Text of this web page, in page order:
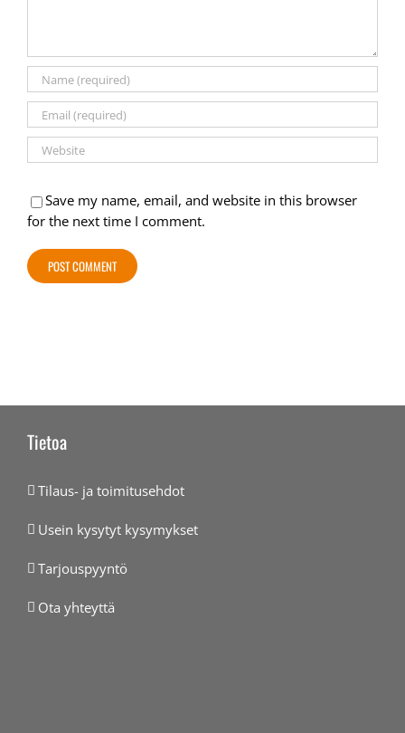
Save my name, email, and website in this browser
for the next time I comment.
Tietoa
Tilaus- ja toimitusehdot
Usein kysytyt kysymykset
Tarjouspyyntö
Ota yhteyttä